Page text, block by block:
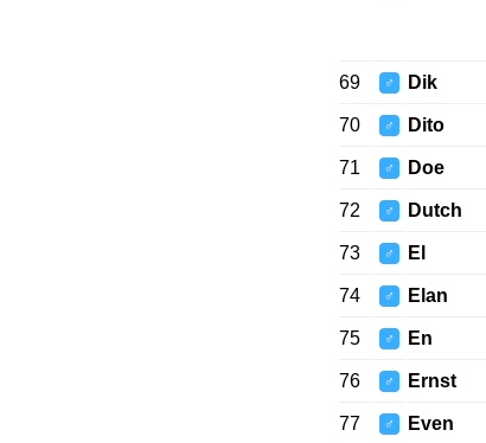
69 ♂ Dik
70 ♂ Dito
71 ♂ Doe
72 ♂ Dutch
73 ♂ El
74 ♂ Elan
75 ♂ En
76 ♂ Ernst
77 ♂ Even